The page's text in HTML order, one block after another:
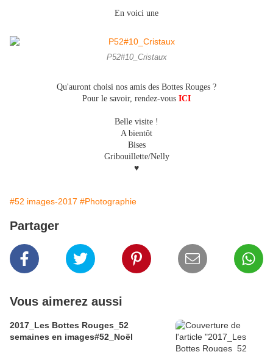
En voici une
P52#10_Cristaux
Qu'auront choisi nos amis des Bottes Rouges ?
Pour le savoir, rendez-vous ICI
Belle visite !
A bientôt
Bises
Gribouillette/Nelly
♥
#52 images-2017 #Photographie
Partager
Vous aimerez aussi
2017_Les Bottes Rouges_52
semaines en images#52_Noël